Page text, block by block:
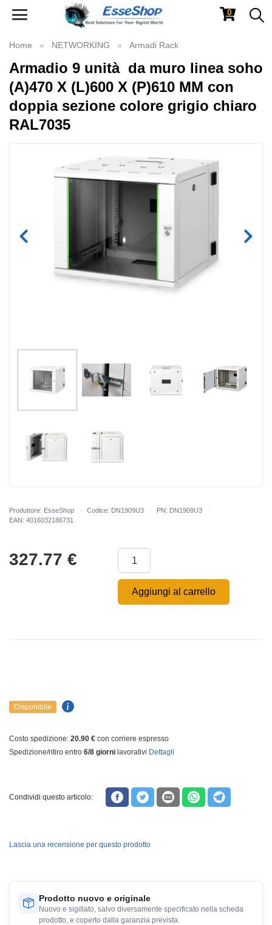
Toggle
0
Home NETWORKING Armadi Rack
Armadio 9 unità da muro linea soho
(A)470 X (L)600 X (P)610 MM con
doppia sezione colore grigio chiaro
RAL7035
Produttore: EsseShop Codice: DN1909U3
PN: DN1909U3
EAN: 4016032186731
327.77 €
Aggiungi al carrello
Disponibile
Costo spedizione: 20.90 € con corriere espresso
Spedizione/ritiro entro 6/8 giorni lavorativi Dettagli
Condividi questo articolo:
Lascia una recensione per questo prodotto
Prodotto nuovo e originale
Nuovo e sigillato, salvo diversamente specificato nella scheda
prodotto, e coperto dalla garanzia prevista.